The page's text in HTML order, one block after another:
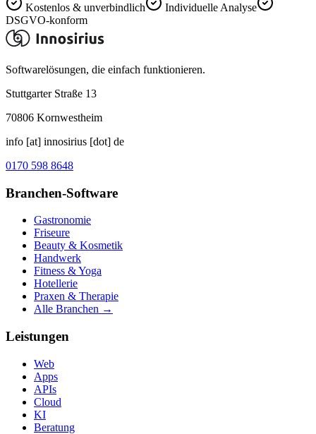
Kostenlos & unverbindlich
Individuelle Analyse
DSGVO-konform
Softwarelösungen, die einfach funktionieren.
Stuttgarter Straße 13
70806 Kornwestheim
info [at] innosirius [dot] de
0170 598 8648
Branchen-Software
Gastronomie
Friseure
Beauty & Kosmetik
Handwerk
Fitness & Yoga
Hotellerie
Praxen & Therapie
Alle Branchen →
Leistungen
Web
Apps
APIs
Cloud
KI
Beratung